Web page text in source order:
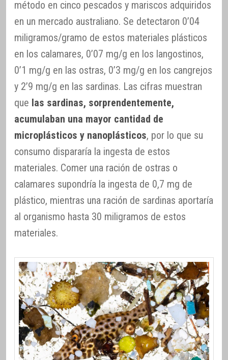
método en cinco pescados y mariscos adquiridos
en un mercado australiano. Se detectaron 0’04
miligramos/gramo de estos materiales plásticos
en los calamares, 0’07 mg/g en los langostinos,
0’1 mg/g en las ostras, 0’3 mg/g en los cangrejos
y 2’9 mg/g en las sardinas. Las cifras muestran
que las sardinas, sorprendentemente,
acumulaban una mayor cantidad de
microplásticos y nanoplásticos, por lo que su
consumo dispararía la ingesta de estos
materiales. Comer una ración de ostras o
calamares supondría la ingesta de 0,7 mg de
plástico, mientras una ración de sardinas aportaría
al organismo hasta 30 miligramos de estos
materiales.